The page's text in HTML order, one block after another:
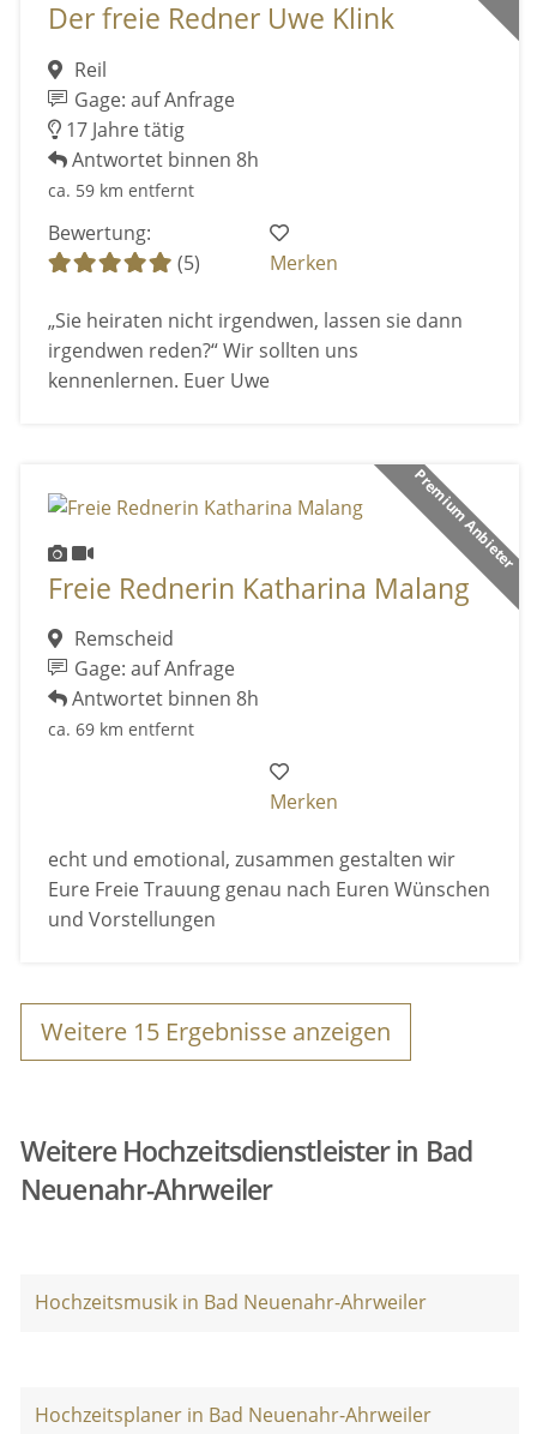
Der freie Redner Uwe Klink
Reil
Gage: auf Anfrage
17 Jahre tätig
Antwortet binnen 8h
ca. 59 km entfernt
Bewertung:
(5)
Merken
„Sie heiraten nicht irgendwen, lassen sie dann
irgendwen reden?“ Wir sollten uns
kennenlernen. Euer Uwe
Premium Anbieter
Freie Rednerin Katharina Malang
Remscheid
Gage: auf Anfrage
Antwortet binnen 8h
ca. 69 km entfernt
Merken
echt und emotional, zusammen gestalten wir
Eure Freie Trauung genau nach Euren Wünschen
und Vorstellungen
Weitere 15 Ergebnisse anzeigen
Weitere Hochzeitsdienstleister in Bad
Neuenahr-Ahrweiler
Hochzeitsmusik in Bad Neuenahr-Ahrweiler
Hochzeitsplaner in Bad Neuenahr-Ahrweiler